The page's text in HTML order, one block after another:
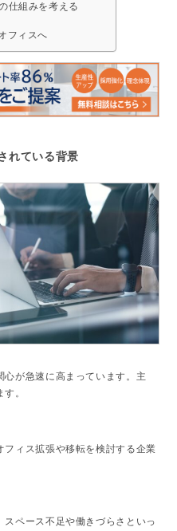
仕組みを考える
フィスへ
れている背景
が急速に高まっています。主
。
フィス拡張や移転を検討する企業
ペース不足や働きづらさといっ